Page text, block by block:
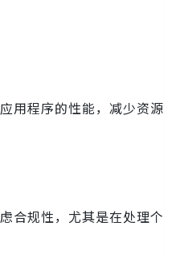
用程序的性能，减少资源
合规性，尤其是在处理个